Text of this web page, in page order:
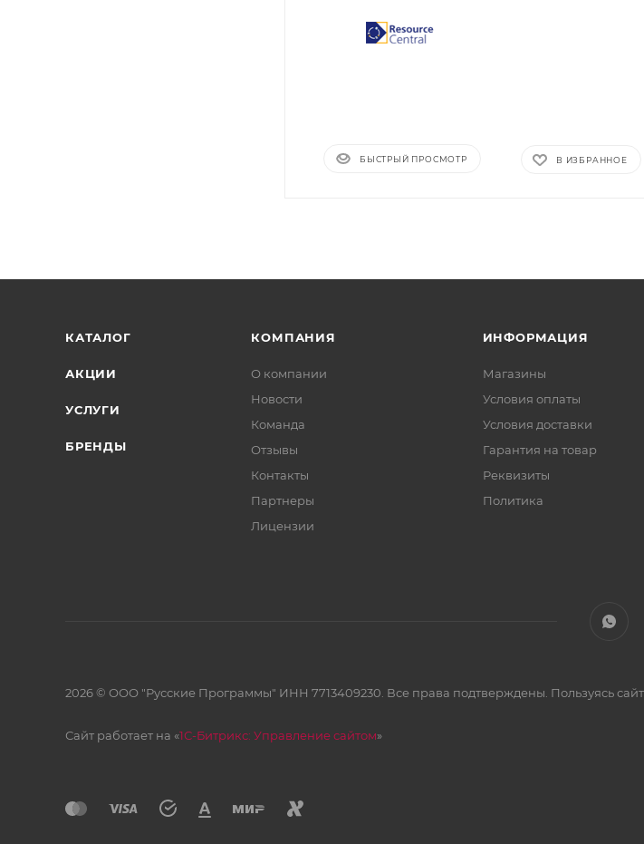
БЫСТРЫЙ ПРОСМОТР В ИЗБРАННОЕ
КАТАЛОГ
АКЦИИ
УСЛУГИ
БРЕНДЫ
КОМПАНИЯ
О компании
Новости
Команда
Отзывы
Контакты
Партнеры
Лицензии
ИНФОРМАЦИЯ
Магазины
Условия оплаты
Условия доставки
Гарантия на товар
Реквизиты
Политика
2026 © ООО "Русские Программы" ИНН 7713409230. Все права подтверждены. Пользуясь
Сайт работает на «1С-Битрикс: Управление сайтом»